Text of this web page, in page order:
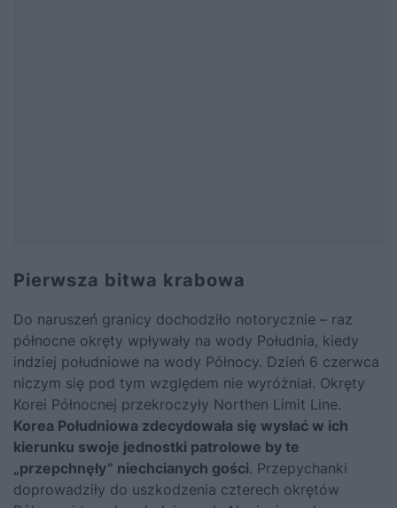
Pierwsza bitwa krabowa
Do naruszeń granicy dochodziło notorycznie – raz
północne okręty wpływały na wody Południa, kiedy
indziej południowe na wody Północy. Dzień 6 czerwca
niczym się pod tym względem nie wyróżniał. Okręty
Korei Północnej przekroczyły Northen Limit Line.
Korea Południowa zdecydowała się wysłać w ich
kierunku swoje jednostki patrolowe by te
„przepchnęły” niechcianych gości. Przepychanki
doprowadziły do uszkodzenia czterech okrętów